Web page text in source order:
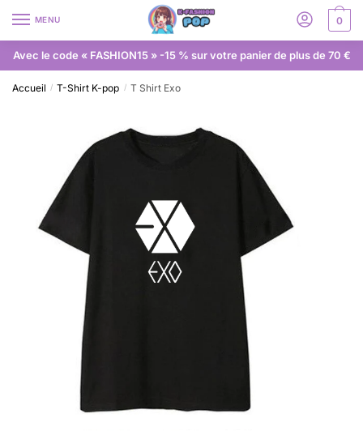
MENU 0
Avec le code « FASHION15 » -15 % sur votre panier de plus de 70 €
Accueil / T-Shirt K-pop / T Shirt Exo